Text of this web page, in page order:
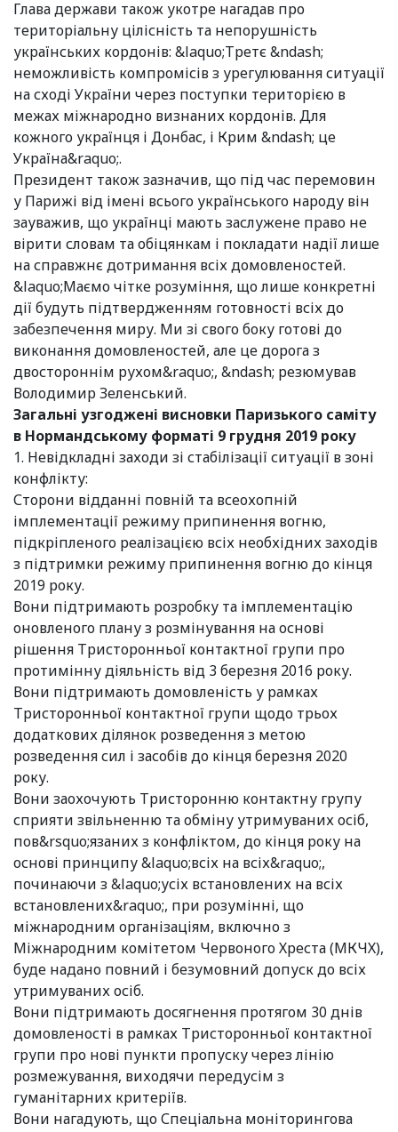
Глава держави також укотре нагадав про
територіальну цілісність та непорушність
українських кордонів: &laquo;Третє &ndash;
неможливість компромісів з урегулювання ситуації
на сході України через поступки територією в
межах міжнародно визнаних кордонів. Для
кожного українця і Донбас, і Крим &ndash; це
Україна&raquo;.
Президент також зазначив, що під час перемовин
у Парижі від імені всього українського народу він
зауважив, що українці мають заслужене право не
вірити словам та обіцянкам і покладати надії лише
на справжнє дотримання всіх домовленостей.
&laquo;Маємо чітке розуміння, що лише конкретні
дії будуть підтвердженням готовності всіх до
забезпечення миру. Ми зі свого боку готові до
виконання домовленостей, але це дорога з
двостороннім рухом&raquo;, &ndash; резюмував
Володимир Зеленський.
Загальні узгоджені висновки Паризького саміту
в Нормандському форматі 9 грудня 2019 року
1. Невідкладні заходи зі стабілізації ситуації в зоні
конфлікту:
Сторони відданні повній та всеохопній
імплементації режиму припинення вогню,
підкріпленого реалізацією всіх необхідних заходів
з підтримки режиму припинення вогню до кінця
2019 року.
Вони підтримають розробку та імплементацію
оновленого плану з розмінування на основі
рішення Тристоронньої контактної групи про
протимінну діяльність від 3 березня 2016 року.
Вони підтримають домовленість у рамках
Тристоронньої контактної групи щодо трьох
додаткових ділянок розведення з метою
розведення сил і засобів до кінця березня 2020
року.
Вони заохочують Тристоронню контактну групу
сприяти звільненню та обміну утримуваних осіб,
пов&rsquo;язаних з конфліктом, до кінця року на
основі принципу &laquo;всіх на всіх&raquo;,
починаючи з &laquo;усіх встановлених на всіх
встановлених&raquo;, при розумінні, що
міжнародним організаціям, включно з
Міжнародним комітетом Червоного Хреста (МКЧХ),
буде надано повний і безумовний допуск до всіх
утримуваних осіб.
Вони підтримають досягнення протягом 30 днів
домовленості в рамках Тристоронньої контактної
групи про нові пункти пропуску через лінію
розмежування, виходячи передусім з
гуманітарних критеріїв.
Вони нагадують, що Спеціальна моніторингова